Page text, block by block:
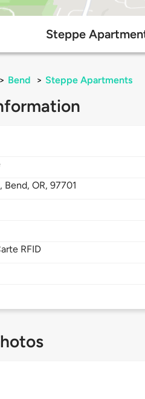
Steppe
> Bend > Steppe Apartments
Bend,OR,97701
RFID